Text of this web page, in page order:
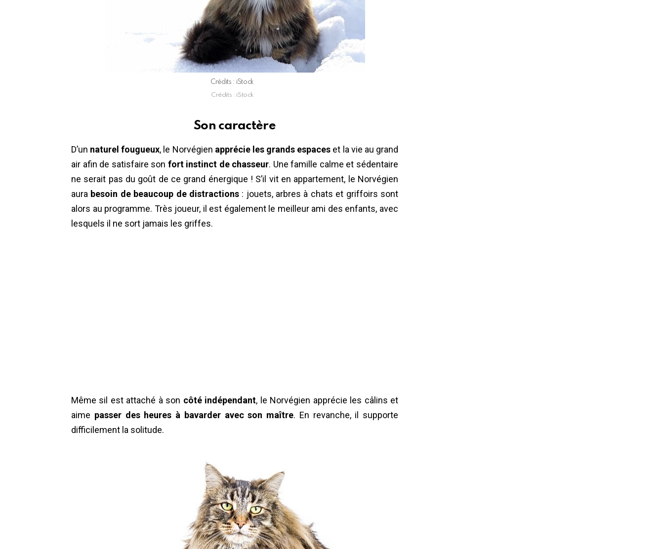
Crédits : iStock
Crédits : iStock
Son caractère
D’un naturel fougueux, le Norvégien apprécie les grands espaces et la vie au grand
air afin de satisfaire son fort instinct de chasseur. Une famille calme et sédentaire
ne serait pas du goût de ce grand énergique ! S’il vit en appartement, le Norvégien
aura besoin de beaucoup de distractions: jouets, arbres à chats et griffoirs sont
alors au programme. Très joueur, il est également le meilleur ami des enfants, avec
lesquels il ne sort jamais les griffes.
Même sil est attaché à son côté indépendant, le Norvégien apprécie les câlins et
aime passer des heures à bavarder avec son maître. En revanche, il supporte
difficilement la solitude.